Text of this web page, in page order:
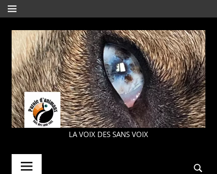
Aller
au
contenu
MENU
PAROLE
LA VOIX DES SANS VOIX